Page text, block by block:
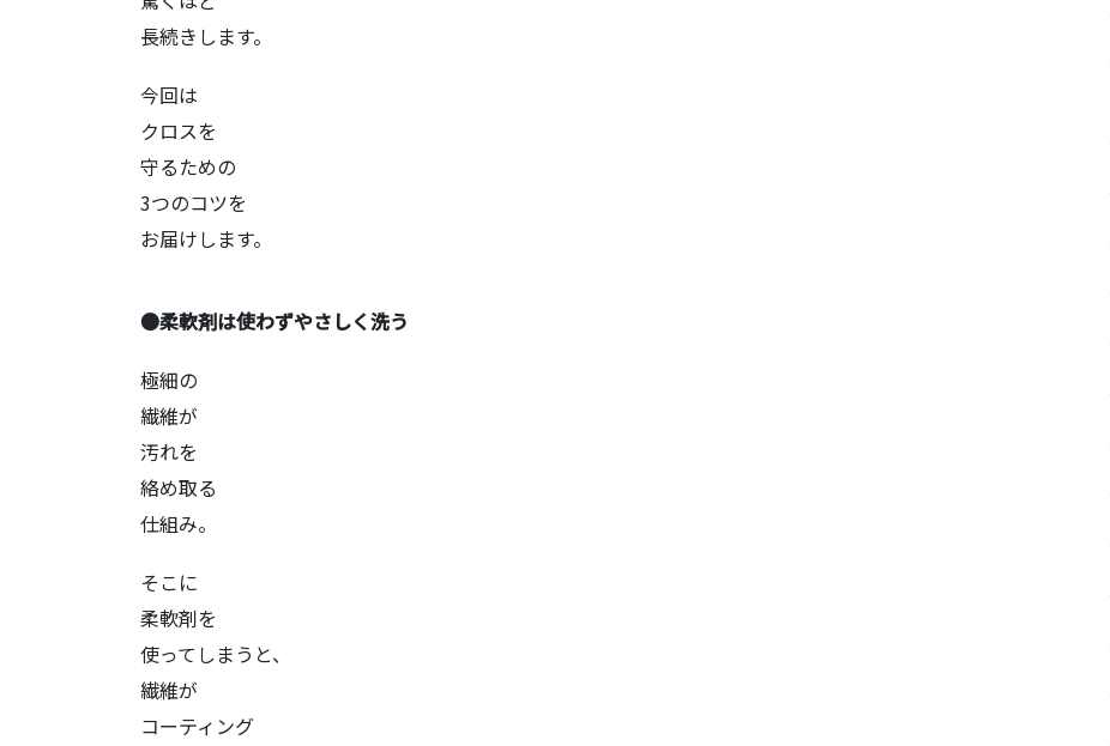
長続きします。
今回は
クロスを
守るための
3つのコツを
お届けします。
●柔軟剤は使わずやさしく洗う
極細の
繊維が
汚れを
絡め取る
仕組み。
そこに
柔軟剤を
使ってしまうと、
繊維が
コーティング